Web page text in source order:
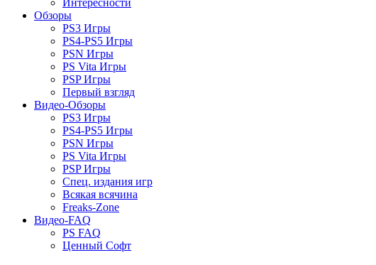
Интересности
Обзоры
PS3 Игры
PS4-PS5 Игры
PSN Игры
PS Vita Игры
PSP Игры
Первый взгляд
Видео-Обзоры
PS3 Игры
PS4-PS5 Игры
PSN Игры
PS Vita Игры
PSP Игры
Спец. издания игр
Всякая всячина
Freaks-Zone
Видео-FAQ
PS FAQ
Ценный Софт